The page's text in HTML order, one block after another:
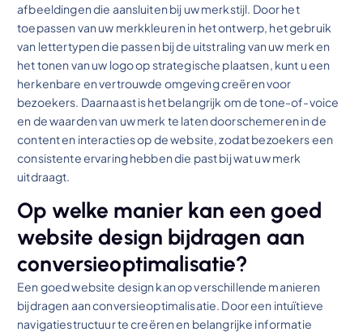
afbeeldingen die aansluiten bij uw merkstijl. Door het
toepassen van uw merkkleuren in het ontwerp, het gebruik
van lettertypen die passen bij de uitstraling van uw merk en
het tonen van uw logo op strategische plaatsen, kunt u een
herkenbare en vertrouwde omgeving creëren voor
bezoekers. Daarnaast is het belangrijk om de tone-of-voice
en de waarden van uw merk te laten doorschemeren in de
content en interacties op de website, zodat bezoekers een
consistente ervaring hebben die past bij wat uw merk
uitdraagt.
Op welke manier kan een goed
website design bijdragen aan
conversieoptimalisatie?
Een goed website design kan op verschillende manieren
bijdragen aan conversieoptimalisatie. Door een intuïtieve
navigatiestructuur te creëren en belangrijke informatie